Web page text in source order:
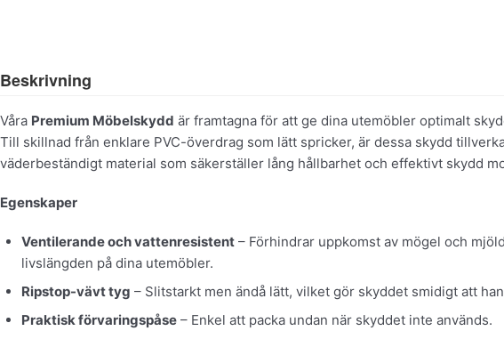
Beskrivning
Våra Premium Möbelskydd är framtagna för att ge dina utemöbler optimalt
Till skillnad från enklare PVC-överdrag som lätt spricker, är dessa skydd
väderbeständigt material som säkerställer lång hållbarhet och effektivt skydd
Egenskaper
Ventilerande och vattenresistent – Förhindrar uppkomst av mögel och
livslängden på dina utemöbler.
Ripstop-vävt tyg – Slitstarkt men ändå lätt, vilket gör skyddet smidigt att
Praktisk förvaringspåse – Enkel att packa undan när skyddet inte används.